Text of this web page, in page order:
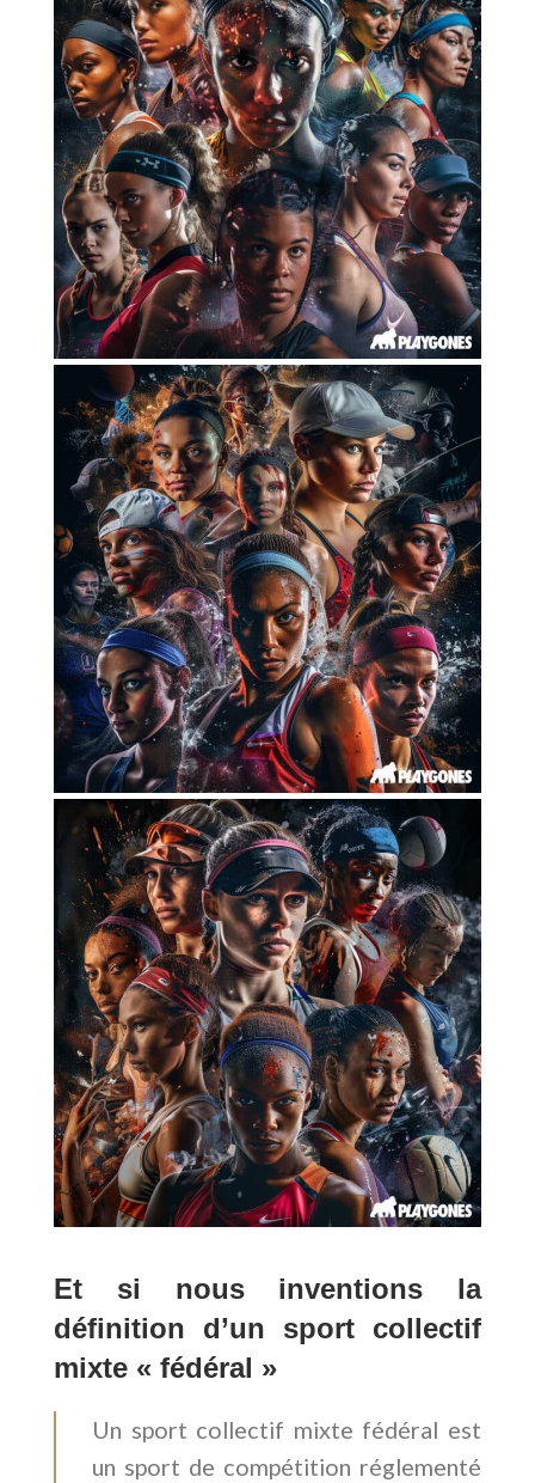
Et si nous inventions la
définition d’un sport collectif
mixte « fédéral »
Un sport collectif mixte fédéral est
un sport de compétition réglementé